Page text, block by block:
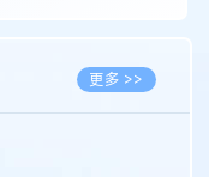
更多 >>
计
更多 >>